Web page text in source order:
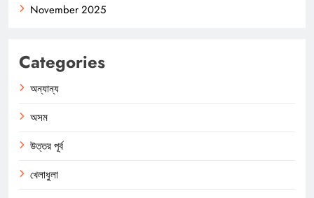
November 2025
Categories
অন্যান্য
অসম
উত্তর পূর্ব
খেলাধুলা